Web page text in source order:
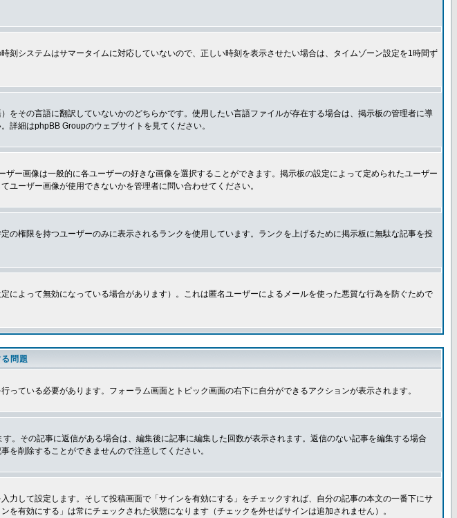
システムはサマータイムに対応していないので、正しい時刻を表示させたい場合は、タイムゾーン設定を1時間ず
その言語に翻訳していないかのどちらかです。使用したい言語ファイルが存在する場合は、掲示板の管理者に導
詳細はphpBB Groupのウェブサイトを見てください。
ー画像は一般的に各ユーザーの好きな画像を選択することができます。掲示板の設定によって定められたユーザー
ーザー画像が使用できないかを管理者に問い合わせてください。
権限を持つユーザーのみに表示されるランクを使用しています。ランクを上げるために掲示板に無駄な記事を投
よって無効になっている場合があります）。これは匿名ユーザーによるメールを使った悪質な行為を防ぐためで
問題
ている必要があります。フォーラム画面とトピック画面の右下に自分ができるアクションが表示されます。
。その記事に返信がある場合は、編集後に記事に編集した回数が表示されます。返信のない記事を編集する場合
を削除することができませんので注意してください。
して設定します。そして投稿画面で「サインを有効にする」をチェックすれば、自分の記事の本文の一番下にサ
有効にする」は常にチェックされた状態になります（チェックを外せばサインは追加されません）。